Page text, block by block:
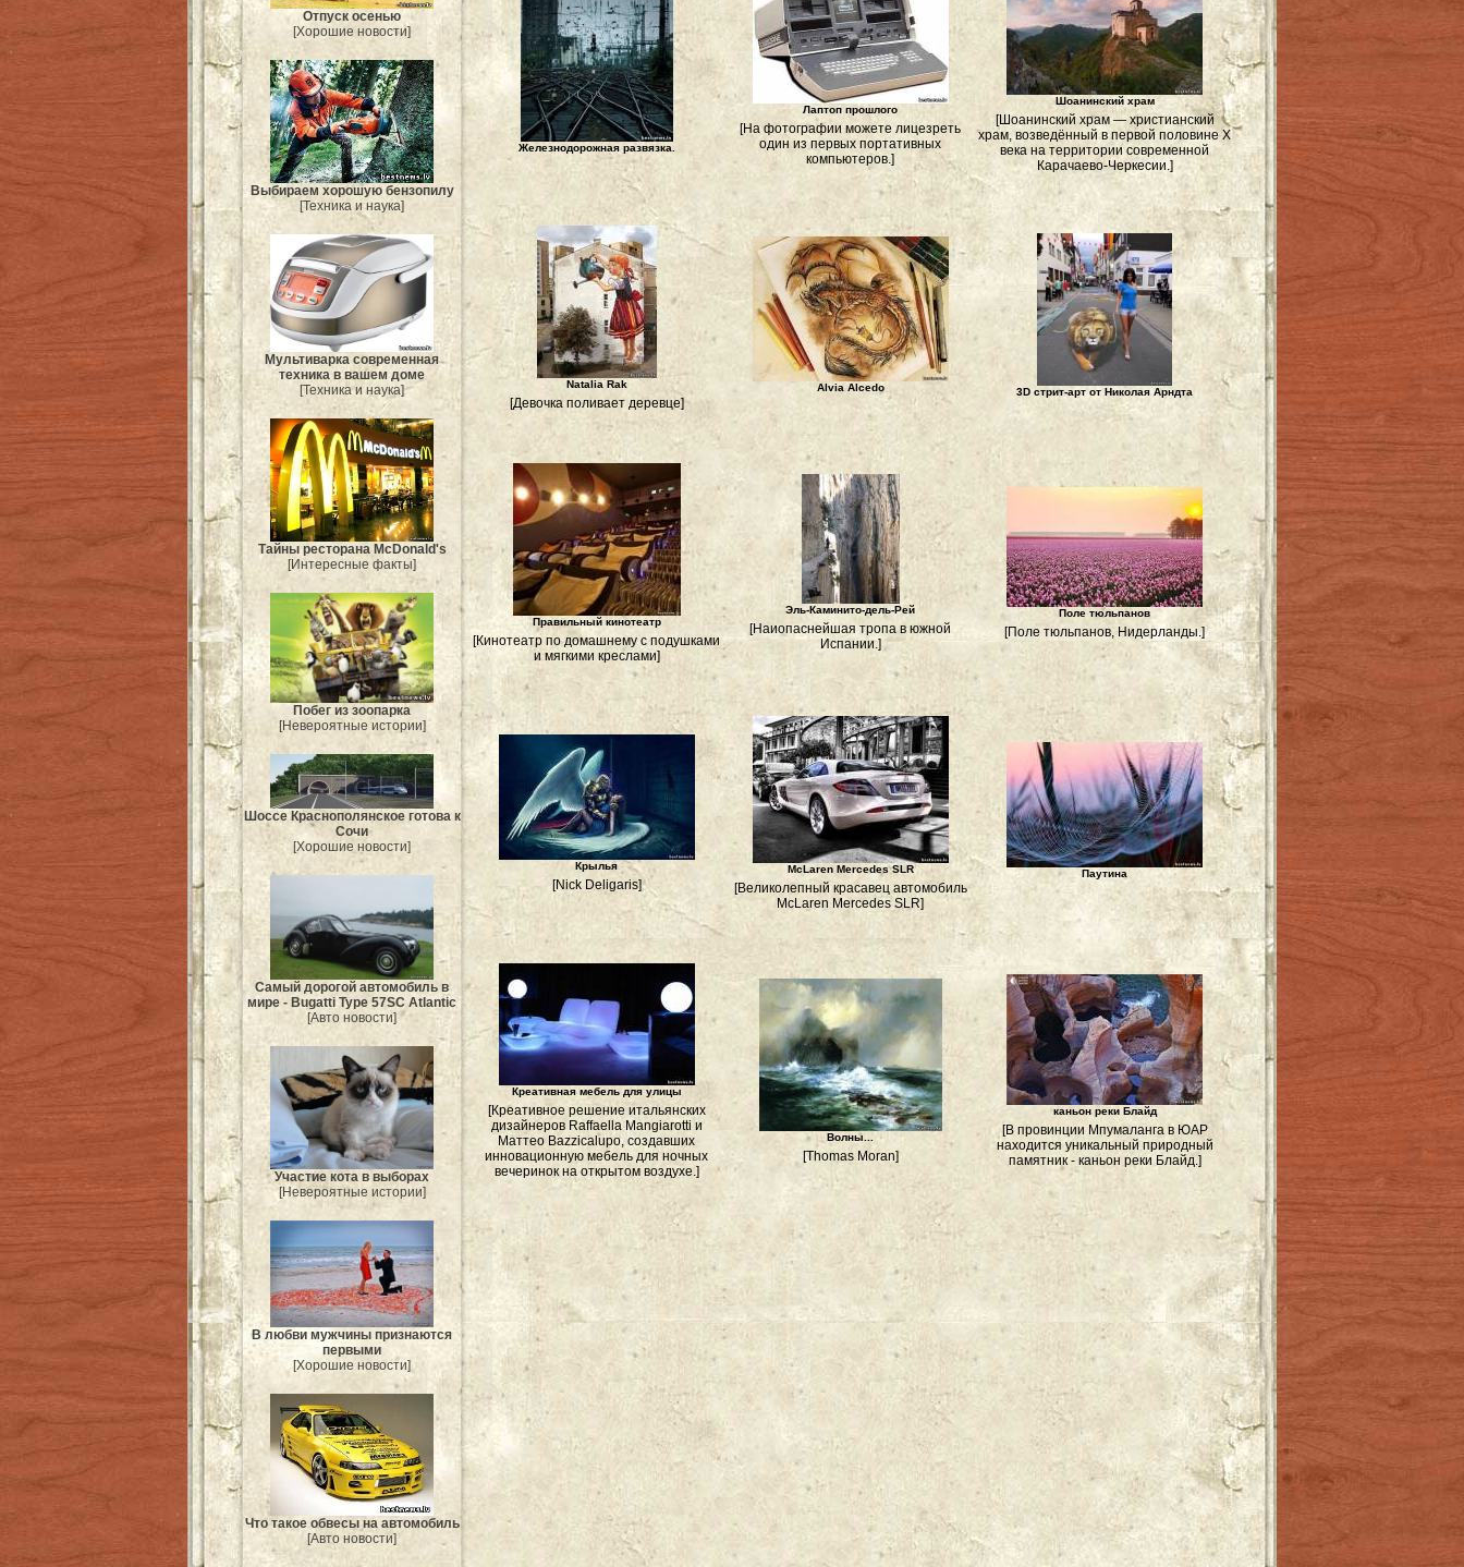
Отпуск осенью
[Хорошие новости]
Выбираем хорошую бензопилу
[Техника и наука]
Мультиварка современная
техника в вашем доме
[Техника и наука]
Тайны ресторана McDonald's
[Интересные факты]
Побег из зоопарка
[Невероятные истории]
Шоссе Краснополянское готова к
Сочи
[Хорошие новости]
Самый дорогой автомобиль в
мире - Bugatti Type 57SC Atlantic
[Авто новости]
Участие кота в выборах
[Невероятные истории]
В любви мужчины признаются
первыми
[Хорошие новости]
Что такое обвесы на автомобиль
[Авто новости]
Железнодорожная развязка.
Лаптоп прошлого
[На фотографии можете лицезреть
один из первых портативных
компьютеров.]
Шоанинский храм
[Шоанинский храм — христианский
храм, возведённый в первой половине X
века на территории современной
Карачаево-Черкесии.]
Natalia Rak
[Девочка поливает деревце]
Alvia Alcedo 3D стрит-арт от Николая Арндта
Правильный кинотеатр
[Кинотеатр по домашнему с подушками
и мягкими креслами]
Эль-Каминито-дель-Рей
[Наиопаснейшая тропа в южной
Испании.]
Поле тюльпанов
[Поле тюльпанов, Нидерланды.]
Крылья
[Nick Deligaris]
McLaren Mercedes SLR
[Великолепный красавец автомобиль
McLaren Mercedes SLR]
Паутина
Креативная мебель для улицы
[Креативное решение итальянских
дизайнеров Raffaella Mangiarotti и
Маттео Bazzicalupo, создавших
инновационную мебель для ночных
вечеринок на открытом воздухе.]
Волны...
[Thomas Moran]
каньон реки Блайд
[В провинции Мпумаланга в ЮАР
находится уникальный природный
памятник - каньон реки Блайд.]